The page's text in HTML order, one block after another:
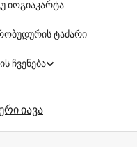
იოგიაკარტა
ტაძარი
ჩვენება
იავა